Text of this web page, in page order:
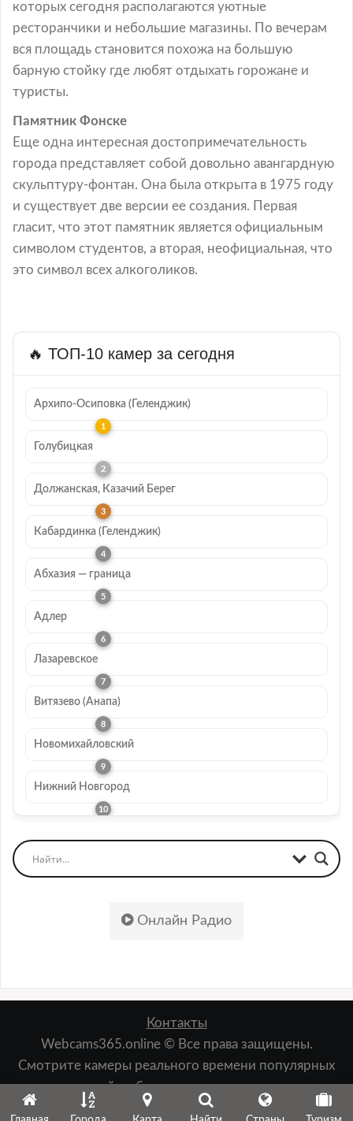
которых сегодня располагаются уютные
ресторанчики и небольшие магазины. По вечерам
вся площадь становится похожа на большую
барную стойку где любят отдыхать горожане и
туристы.
Памятник Фонcке
Еще одна интересная достопримечательность
города представляет собой довольно авангардную
скульптуру-фонтан. Она была открыта в 1975 году
и существует две версии ее создания. Первая
гласит, что этот памятник является официальным
символом студентов, а вторая, неофициальная, что
это символ всех алкоголиков.
🔥 ТОП-10 камер за сегодня
Архипо-Осиповка (Геленджик)
Голубицкая
Должанская, Казачий Берег
Кабардинка (Геленджик)
Абхазия — граница
Адлер
Лазаревское
Витязево (Анапа)
Новомихайловский
Нижний Новгород
Онлайн Радио
Контакты
Webcams365.online © Все права защищены.
Смотрите камеры реального времени популярных
мест: пляжей, набережных, лыжных курортов,
зданий, природы и т.д.